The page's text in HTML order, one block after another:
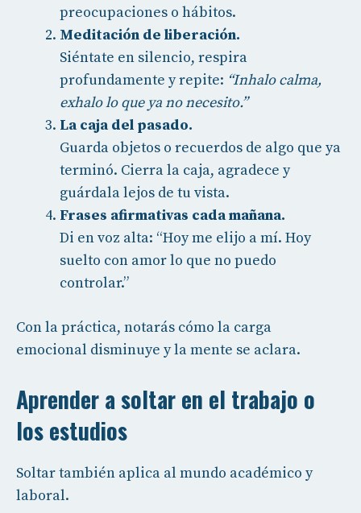
preocupaciones o hábitos.
Meditación de liberación.
Siéntate en silencio, respira
profundamente y repite: “Inhalo calma,
exhalo lo que ya no necesito.”
La caja del pasado.
Guarda objetos o recuerdos de algo que ya
terminó. Cierra la caja, agradece y
guárdala lejos de tu vista.
Frases afirmativas cada mañana.
Di en voz alta: “Hoy me elijo a mí. Hoy
suelto con amor lo que no puedo
controlar.”
Con la práctica, notarás cómo la carga
emocional disminuye y la mente se aclara.
Aprender a soltar en el trabajo o
los estudios
Soltar también aplica al mundo académico y
laboral.